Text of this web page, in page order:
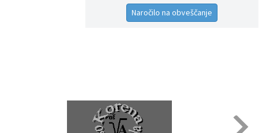
Naročilo na obveščanje